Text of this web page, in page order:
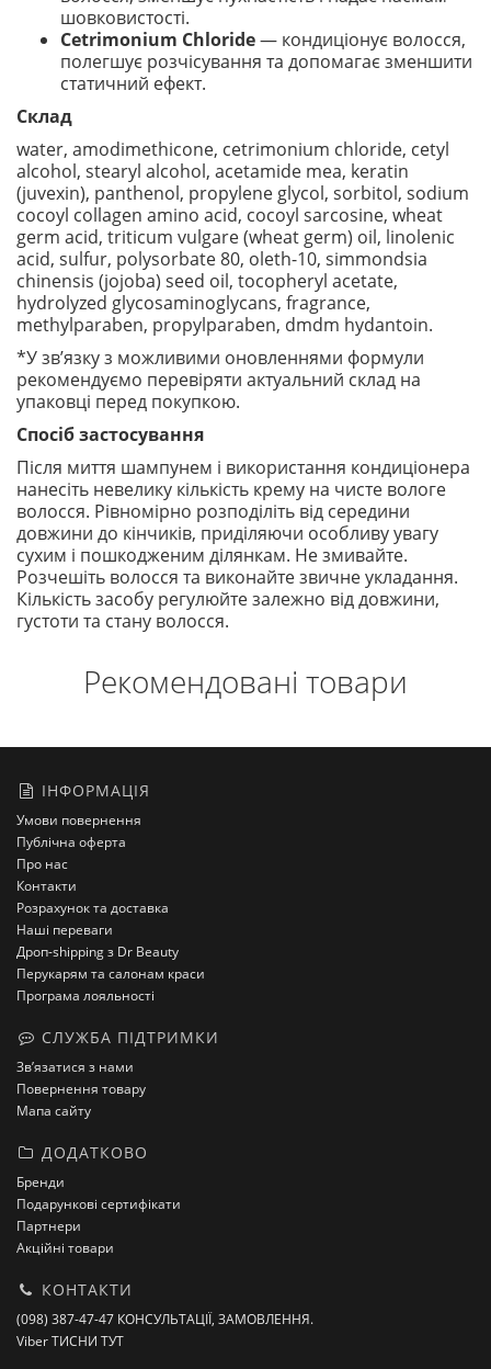
шовковистості.
Cetrimonium Chloride— кондиціонує волосся,
полегшує розчісування та допомагає зменшити
статичний ефект.
Склад
water, amodimethicone, cetrimonium chloride, cetyl
alcohol, stearyl alcohol, acetamide mea, keratin
(juvexin), panthenol, propylene glycol, sorbitol, sodium
cocoyl collagen amino acid, cocoyl sarcosine, wheat
germ acid, triticum vulgare (wheat germ) oil, linolenic
acid, sulfur, polysorbate 80, oleth-10, simmondsia
chinensis (jojoba) seed oil, tocopheryl acetate,
hydrolyzed glycosaminoglycans, fragrance,
methylparaben, propylparaben, dmdm hydantoin.
*У зв’язку з можливими оновленнями формули
рекомендуємо перевіряти актуальний склад на
упаковці перед покупкою.
Спосіб застосування
Після миття шампунем і використання кондиціонера
нанесіть невелику кількість крему на чисте вологе
волосся. Рівномірно розподіліть від середини
довжини до кінчиків, приділяючи особливу увагу
сухим і пошкодженим ділянкам. Не змивайте.
Розчешіть волосся та виконайте звичне укладання.
Кількість засобу регулюйте залежно від довжини,
густоти та стану волосся.
Рекомендовані товари
ІНФОРМАЦІЯ
Умови повернення
Публічна оферта
Про нас
Контакти
Розрахунок та доставка
Наші переваги
Дроп-shipping з Dr Beauty
Перукарям та салонам краси
Програма лояльності
СЛУЖБА ПІДТРИМКИ
Зв’язатися з нами
Повернення товару
Мапа сайту
ДОДАТКОВО
Бренди
Подарункові сертифікати
Партнери
Акційні товари
КОНТАКТИ
(098) 387-47-47 КОНСУЛЬТАЦІЇ, ЗАМОВЛЕННЯ.
Viber ТИСНИ ТУТ